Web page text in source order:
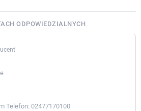
ODPOWIEDZIALNYCH
Telefon: 02477170100